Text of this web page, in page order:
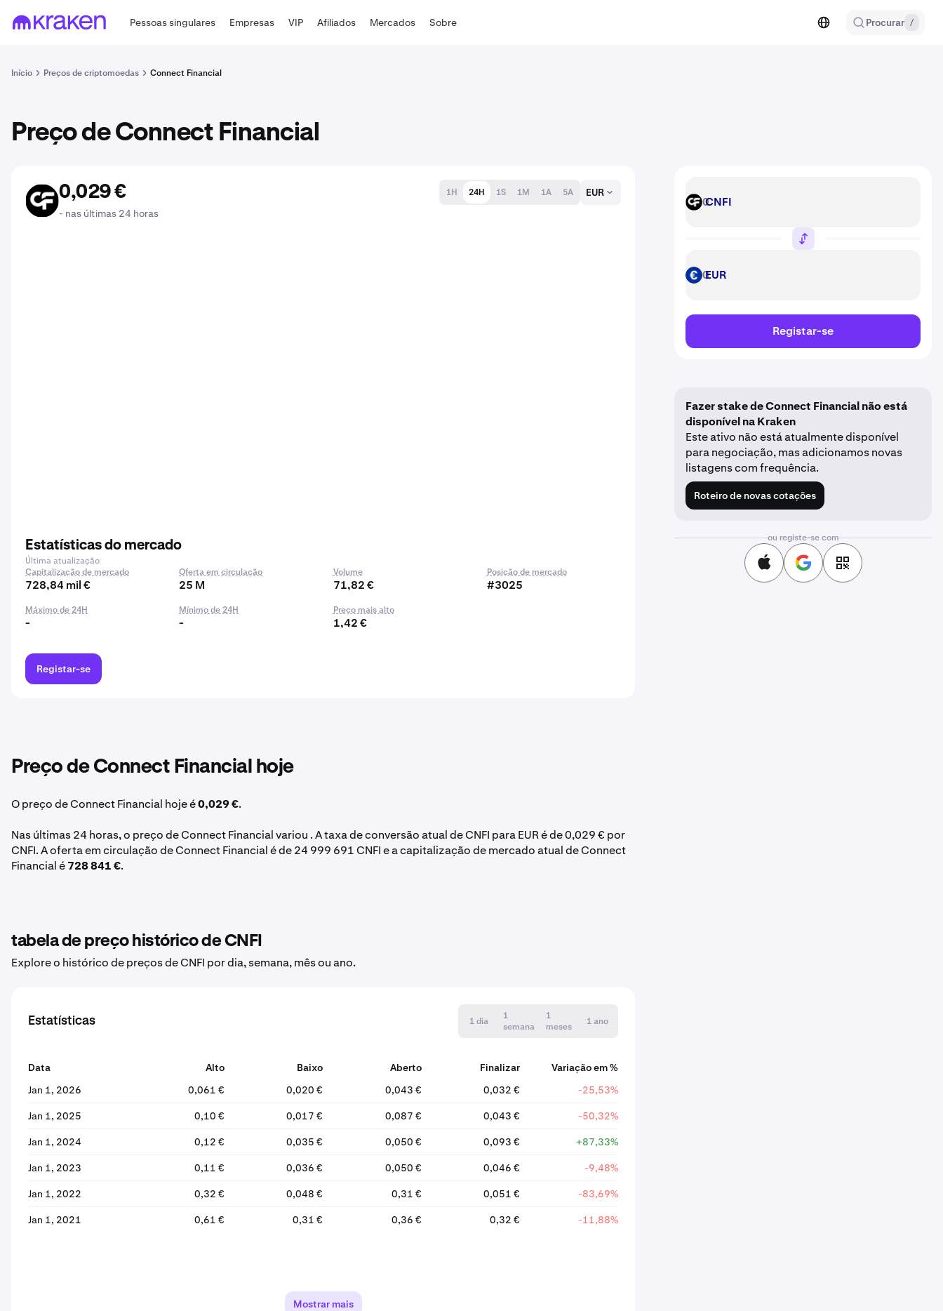
Pessoas singulares Empresas VIP Afiliados Mercados Sobre Procurar /
Início Preços de criptomoedas Connect Financial
Preço de Connect Financial
CNFI 0,029 €
- nas últimas 24 horas
1H 24H 1S 1M 1A 5A EUR
Estatísticas do mercado
Última atualização
Capitalização de mercado
728,84 mil €
Oferta em circulação
25 M
Volume
71,82 €
Posição de mercado
#3025
Máximo de 24H
-
Mínimo de 24H
-
Preço mais alto
1,42 €
Registar-se
Preço de Connect Financial hoje
O preço de Connect Financial hoje é0,029 €.
Nas últimas 24 horas, o preço de Connect Financial variou . A taxa de conversão atual de CNFI para EUR é de 0,029 € por
CNFI. A oferta em circulação de Connect Financial é de 24 999 691 CNFI e a capitalização de mercado atual de Connect
Financial é728 841 €.
tabela de preço histórico de CNFI
Explore o histórico de preços de CNFI por dia, semana, mês ou ano.
Estatísticas 1 dia
1
semana
1
meses
1 ano
Data Alto Baixo Aberto Finalizar
Variação em %
Jan 1, 2026
0,061 € 0,020 € 0,043 € 0,032 € -25,53%
Jan 1, 2025 0,10 € 0,017 € 0,087 € 0,043 € -50,32%
Jan 1, 2024 0,12 € 0,035 € 0,050 € 0,093 € +87,33%
Jan 1, 2023 0,11 € 0,036 € 0,050 € 0,046 € -9,48%
Jan 1, 2022 0,32 € 0,048 € 0,31 € 0,051 € -83,69%
Jan 1, 2021 0,61 € 0,31 € 0,36 € 0,32 € -11,88%
Mostrar mais
CNFI CNFI
EUR EUR
Registar-se
Fazer stake de Connect Financial não está
disponível na Kraken
Este ativo não está atualmente disponível
para negociação, mas adicionamos novas
listagens com frequência.
Roteiro de novas cotações
ou registe-se com